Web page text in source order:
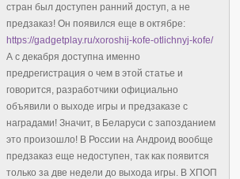
стран был доступен ранний доступ, а не
предзаказ! Он появился еще в октябре:
https://gadgetplay.ru/xoroshij-kofe-otlichnyj-kofe/
А с декабря доступна именно
предрегистрация о чем в этой статье и
говорится, разработчики официально
объявили о выходе игры и предзаказе с
наградами! Значит, в Беларуси с запозданием
это произошло! В России на Андроид вообще
предзаказ еще недоступен, так как появится
только за две недели до выхода игры. В ХПОП